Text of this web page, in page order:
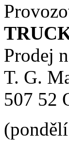
Prodej
T. G.
507 52